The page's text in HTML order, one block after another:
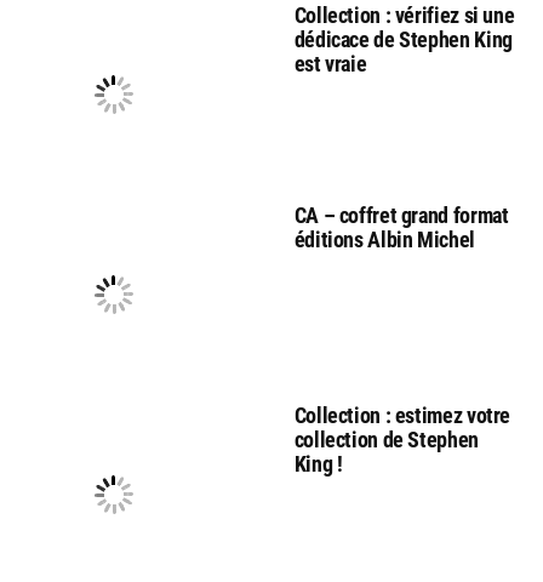
Collection : vérifiez si une
dédicace de Stephen King
est vraie
CA – coffret grand format
éditions Albin Michel
Collection : estimez votre
collection de Stephen
King !